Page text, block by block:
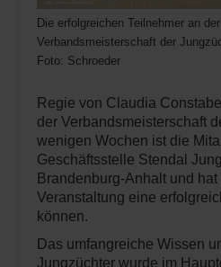
Die erfolgreichen Teilnehmer an der
Verbandsmeisterschaft der
Foto: Schroeder
Regie von Claudia
der Verbandsmeisterschaft
wenigen Wochen ist die
Geschäftsstelle Stendal
Brandenburg-Anhalt und
Veranstaltung eine
können.
Das umfangreiche Wissen
Jungzüchter wurde im